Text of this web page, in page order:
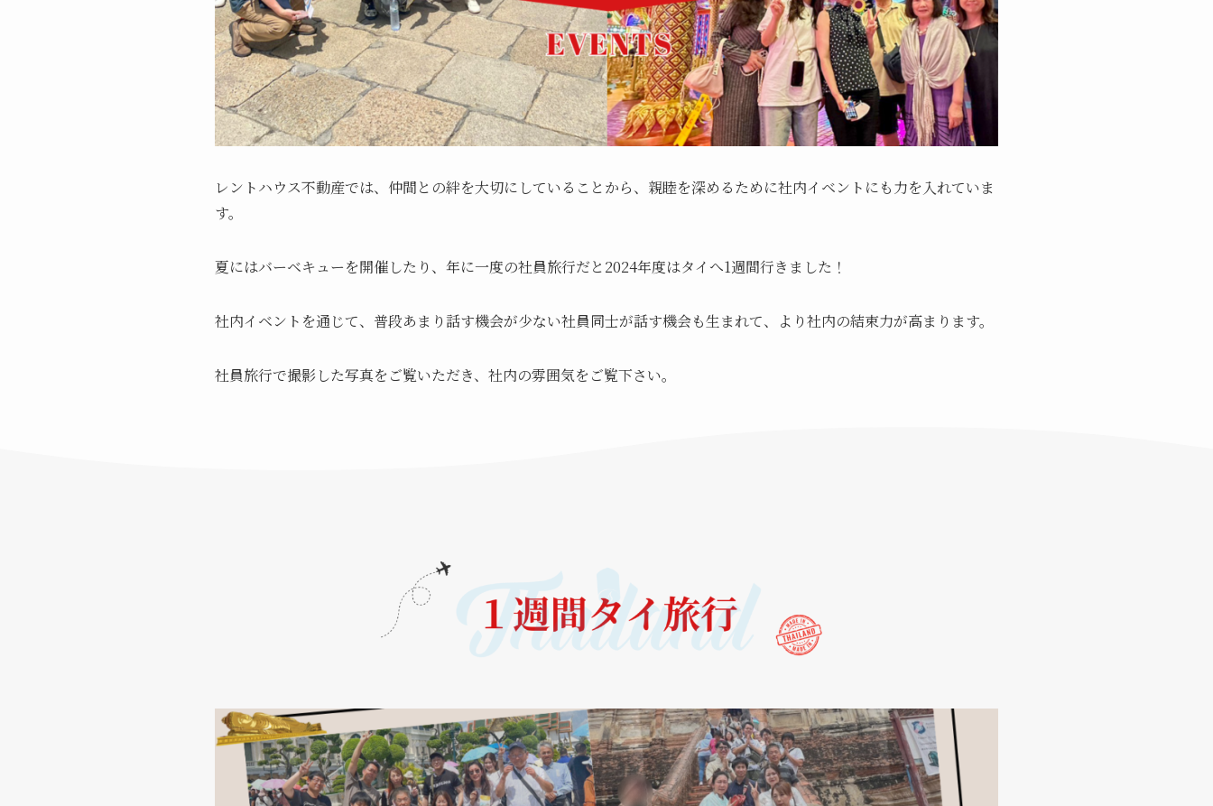
レントハウス不動産では、仲間との絆を大切にしていることから、親睦を深めるために社内イベントにも力を入れていま
す。
夏にはバーベキューを開催したり、年に一度の社員旅行だと2024年度はタイへ1週間行きました！
社内イベントを通じて、普段あまり話す機会が少ない社員同士が話す機会も生まれて、より社内の結束力が高まります。
社員旅行で撮影した写真をご覧いただき、社内の雰囲気をご覧下さい。